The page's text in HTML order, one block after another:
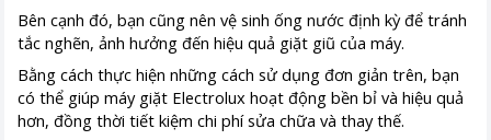
Bên cạnh đó, bạn cũng nên vệ sinh ống nước định kỳ để tránh
tắc nghẽn, ảnh hưởng đến hiệu quả giặt giũ của máy.
Bằng cách thực hiện những cách sử dụng đơn giản trên, bạn
có thể giúp máy giặt Electrolux hoạt động bền bỉ và hiệu quả
hơn, đồng thời tiết kiệm chi phí sửa chữa và thay thế.